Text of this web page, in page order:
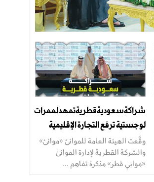
شراكةسعوديةقطريةتمهدلممرات
لوجستية ترفع التجارة الإقليمية
وقَّعت الهيئة العامة للموانئ «موانئ»
والشركة القطرية لإدارة الموانئ
«مواني قطر» مذكرة تفاهم ...